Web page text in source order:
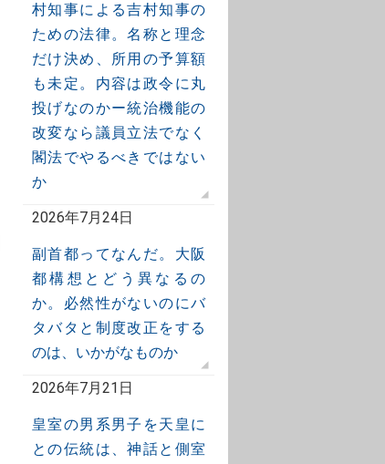
村知事による吉村知事の
ための法律。名称と理念
だけ決め、所用の予算額
も未定。内容は政令に丸
投げなのかー統治機能の
改変なら議員立法でなく
閣法でやるべきではない
か
2026年7月24日
副首都ってなんだ。大阪
都構想とどう異なるの
か。必然性がないのにバ
タバタと制度改正をする
のは、いかがなものか
2026年7月21日
皇室の男系男子を天皇に
との伝統は、神話と側室